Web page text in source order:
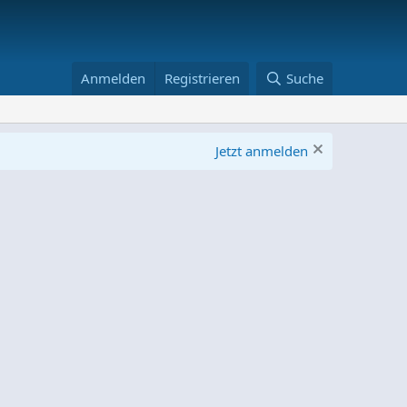
Anmelden Registrieren Suche
Jetzt anmelden